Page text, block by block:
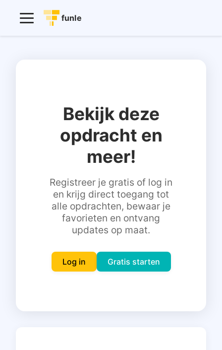
funle
Inloggen
Gratis starten
Bekijk deze
opdracht en
meer!
Registreer je gratis of log in
en krijg direct toegang tot
alle opdrachten, bewaar je
favorieten en ontvang
updates op maat.
Log in Gratis starten